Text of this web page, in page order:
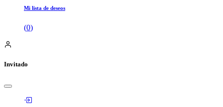
Mi lista de deseos
(0)
Invitado